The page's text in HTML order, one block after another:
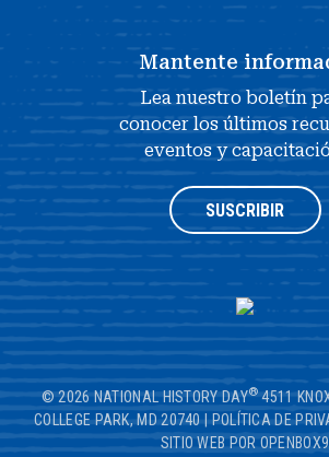
Mantente
Lea nuestro boletín
conocer los últimos
eventos y
SUSCRIBIR
© 2026 NATIONAL HISTORY DAY® 4511
COLLEGE PARK, MD 20740|POLÍTICA DE
SITIO WEB POR OPENBOX9